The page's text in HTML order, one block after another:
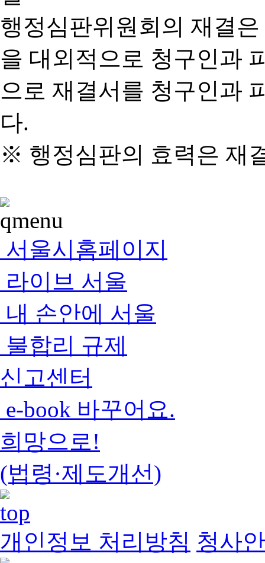
행정심판위원회의 재결
을 대외적으로 청구인과
으로 재결서를 청구인과
다.
※ 행정심판의 효력은 재
서울시홈페이지
라이브 서울
내 손안에 서울
불합리 규제
신고센터
e-book 바꾸어요.
희망으로!
(법령·제도개선)
개인정보 처리방침 청사